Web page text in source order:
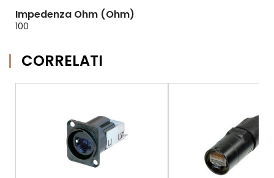
Impedenza Ohm (Ohm)
100
CORRELATI